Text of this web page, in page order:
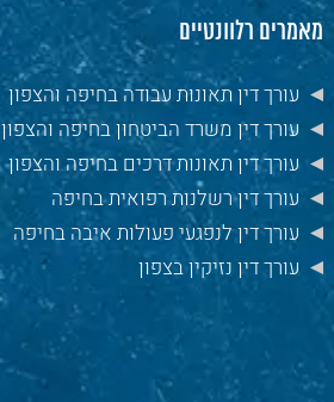
מאמרים רלוונטיים
עורך דין תאונות עבודה בחיפה והצפון
עורך דין משרד הביטחון בחיפה והצפון
עורך דין תאונות דרכים בחיפה והצפון
עורך דין רשלנות רפואית בחיפה
עורך דין לנפגעי פעולות איבה בחיפה
עורך דין נזיקין בצפון